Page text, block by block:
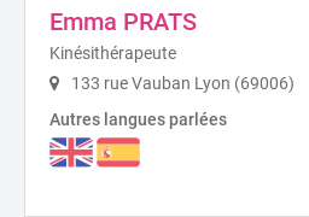
Emma PRATS
Kinésithérapeute
133 rue Vauban Lyon (69006)
Autres langues parlées